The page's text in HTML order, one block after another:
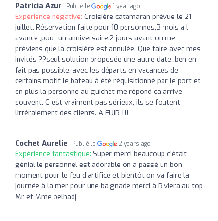
Patricia Azur Publié le 1 year ago
Expérience négative: Croisière catamaran prévue le 21
juillet. Réservation faite pour 10 personnes,3 mois a l
avance ,pour un anniversaire.2 jours avant on me
préviens que la croisière est annulée. Que faire avec mes
invités ??seul solution proposée une autre date .ben en
fait pas possible, avec les départs en vacances de
certains.motif le bateau à été réquisitionné par le port et
en plus la personne au guichet me répond ça arrive
souvent. C est vraiment pas sérieux, ils se foutent
littéralement des clients. A FUIR !!!
Cochet Aurelie Publié le 2 years ago
Expérience fantastique: Super merci beaucoup c’était
génial le personnel est adorable on a passé un bon
moment pour le feu d’artifice et bientôt on va faire la
journée à la mer pour une baignade merci à Riviera au top
Mr et Mme belhadj